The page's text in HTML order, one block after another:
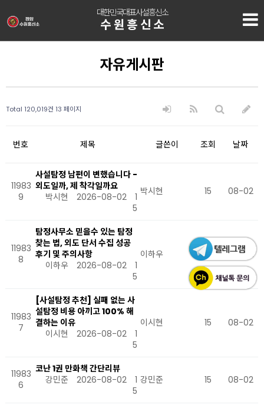
대한민국대표사설흥신소
수원흥신소
자유게시판
Total 120,019건 13 페이지
번호 제목 글쓴이 조회 날짜
11983
9
사설탐정 남편이 변했습니다 -
외도일까, 제 착각일까요
박시현
2026-08-02
1
5
박시현 15 08-02
11983
8
탐정사무소 믿을수 있는 탐정
찾는 법, 외도 단서 수집 성공
후기 및 주의사항
이하우
2026-08-02
1
5
이하우 15 08-02
11983
7
[사설탐정 추천] 실패 없는 사
설탐정 비용 아끼고 100% 해
결하는 이유
이시현
2026-08-02
1
5
이시현 15 08-02
11983
6
코난 1권 만화책 간단리뷰
강민준
2026-08-02
1
5
강민준 15 08-02